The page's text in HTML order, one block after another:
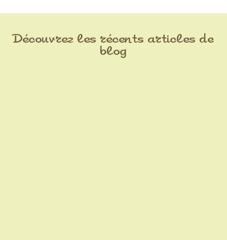
Découvrez les récents articles de
blog